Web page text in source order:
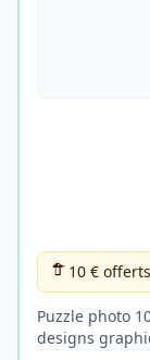
10 €
Puzzle photo
designs